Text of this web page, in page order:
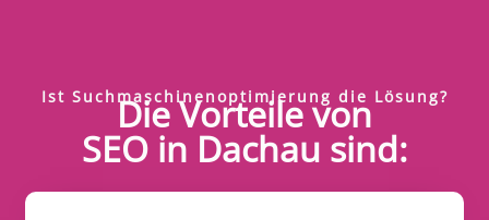
Ist Suchmaschinenoptimierung die Lösung?
Die Vorteile von
SEO in Dachau sind: